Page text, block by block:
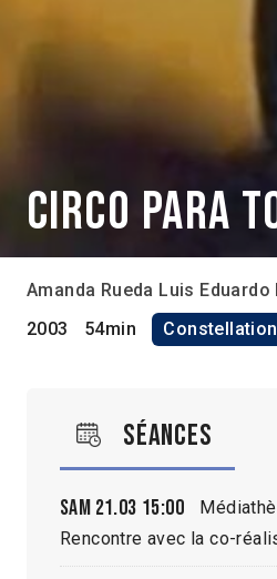
Circo para
Amanda Rueda Luis Eduardo
2003
54min
Séances
Sam 21.03 15:00
Rencontre avec la co-